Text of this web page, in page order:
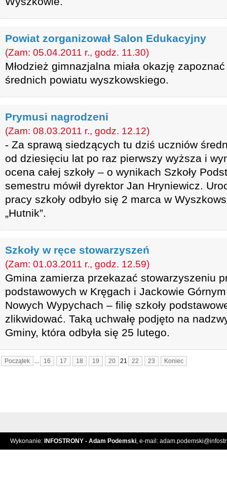
Powiat zorganizował Salon Edukacyjny
(Zam: 05.04.2011 r., godz. 11.30)
Młodzież gimnazjalna miała okazję
średnich powiatu wyszkowskiego.
Prymusi nagrodzeni
(Zam: 08.03.2011 r., godz. 12.12)
- Za sprawą siedzących tu dziś uczniów
od dziesięciu lat po raz pierwszy wyższa i
ocena całej szkoły – o wynikach Szkoły
semestru mówił dyrektor Jan Hryniewicz.
pracy szkoły odbyło się 2 marca w
„Hutnik”.
Szkoły w ręce stowarzyszeń
(Zam: 01.03.2011 r., godz. 12.59)
Gmina zamierza przekazać stowarzyszeniu
podstawowych w Kręgach i Jackowie
Nowych Wypychach – filię szkoły
zlikwidować. Taką uchwałę podjęto na
Gminy, która odbyła się 25 lutego.
Początek ... 16 17 18 19 20 21 22 23 Koniec
Wykonanie: INFOSTRONY - Adam Podemski, e-mail: